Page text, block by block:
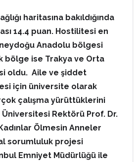
haritasına bakıldığında
14.4 puan. Hostilitesi en
Anadolu bölgesi
bölge ise Trakya ve Orta
oldu. Aile ve şiddet
için üniversite olarak
çalışma yürüttüklerini
Rektörü Prof. Dr.
Ölmesin Anneler
sorumluluk projesi
Emniyet Müdürlüğü ile